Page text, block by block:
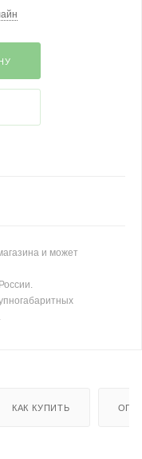
и может
КАК КУПИТЬ